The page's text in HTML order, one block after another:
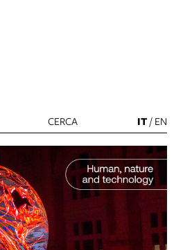
CERCA IT/ EN